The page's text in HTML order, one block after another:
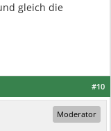
gleich die
#10
Moderator